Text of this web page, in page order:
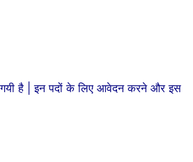
गयी है | इन पदों के लिए आवेदन करने और इस